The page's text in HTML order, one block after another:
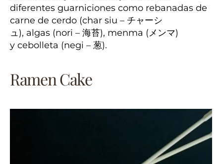
diferentes guarniciones como rebanadas de
carne de cerdo (char siu – チャーシ
ュ), algas (nori – 海苔), menma (メンマ)
y cebolleta (negi – 葱).
Ramen Cake